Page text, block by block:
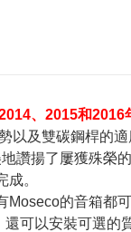
、2015和2016
以及雙碳鋼桿的
讚揚了屢獲殊
。
的音箱都
可以安裝可選的